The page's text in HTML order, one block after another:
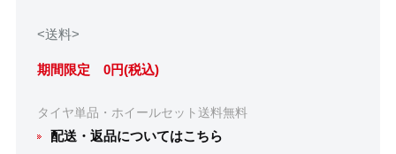
<送料>
期間限定 0円(税込)
タイヤ単品・ホイールセット送料無料
配送・返品についてはこちら